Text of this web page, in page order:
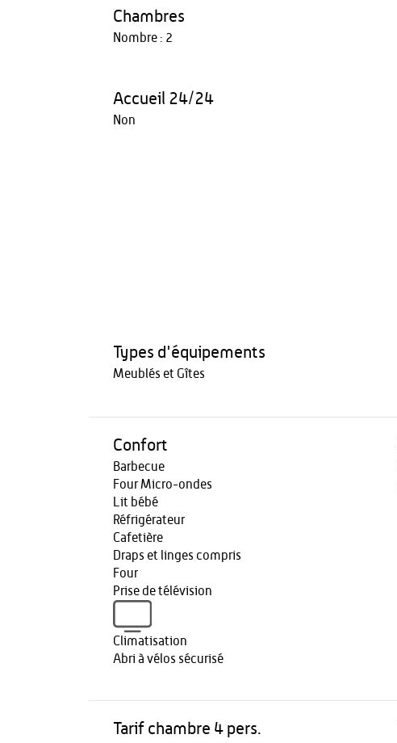
Chambres
Nombre : 2
Accueil 24/24
Non
Types d'équipements
Meublés et Gîtes
Confort
Barbecue
Four Micro-ondes
Lit bébé
Réfrigérateur
Cafetière
Draps et linges compris
Four
Prise de télévision
Climatisation
Abri à vélos sécurisé
Tarif chambre 4 pers.